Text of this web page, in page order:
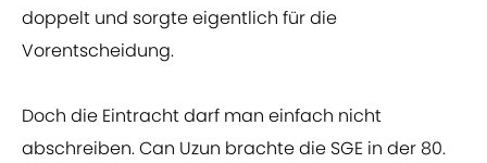
doppelt und sorgte eigentlich für die
Vorentscheidung.
Doch die Eintracht darf man einfach nicht
abschreiben. Can Uzun brachte die SGE in der 80.